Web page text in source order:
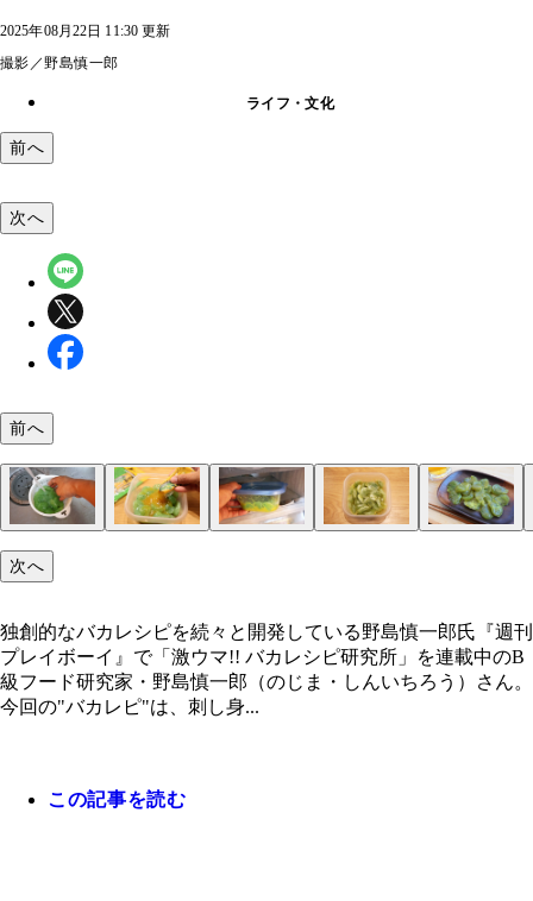
2025年08月22日 11:30 更新
撮影／野島慎一郎
ライフ・文化
前へ
気を切っておくこと
OK。こんにゃくは寛容だ！
ほど漬け込もう
レをするのもアリ！
次へ
前へ
次へ
独創的なバカレシピを続々と開発している野島慎一郎氏『週刊
プレイボーイ』で「激ウマ!! バカレシピ研究所」を連載中のB
級フード研究家・野島慎一郎（のじま・しんいちろう）さん。
今回の"バカレピ"は、刺し身...
この記事を読む